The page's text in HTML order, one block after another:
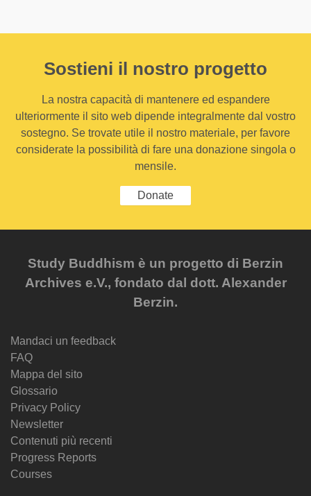
Sostieni il nostro progetto
La nostra capacità di mantenere ed espandere
ulteriormente il sito web dipende integralmente dal vostro
sostegno. Se trovate utile il nostro materiale, per favore
considerate la possibilità di fare una donazione singola o
mensile.
Donate
Study Buddhism è un progetto di Berzin
Archives e.V., fondato dal dott. Alexander
Berzin.
Mandaci un feedback
FAQ
Mappa del sito
Glossario
Privacy Policy
Newsletter
Contenuti più recenti
Progress Reports
Courses